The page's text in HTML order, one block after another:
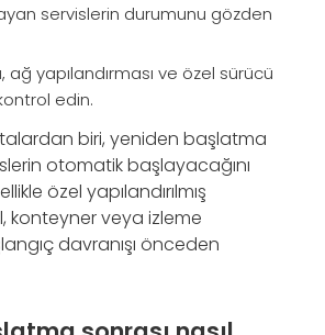
servislerin durumunu gözden
ağ yapılandırması ve özel sürücü
kontrol edin.
biri, yeniden başlatma
otomatik başlayacağını
özel yapılandırılmış
konteyner veya izleme
davranışı önceden